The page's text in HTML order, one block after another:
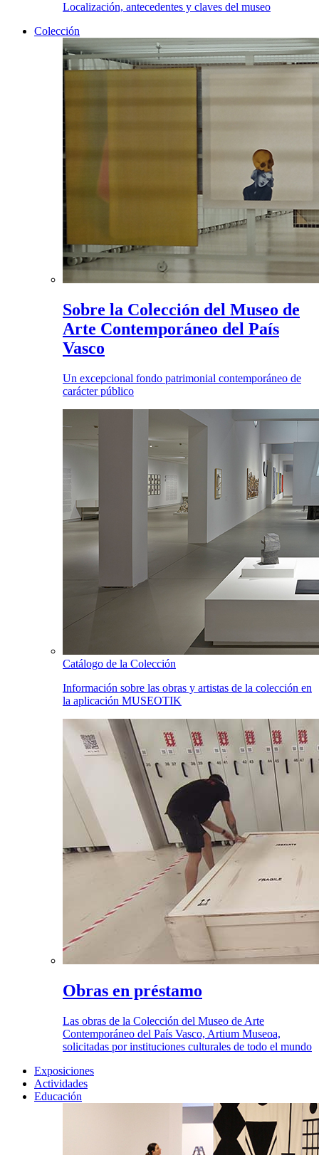
Localización, antecedentes y claves del museo
Colección
Sobre la Colección del Museo de
Arte Contemporáneo del País
Vasco
Un excepcional fondo patrimonial contemporáneo de
carácter público
Catálogo de la Colección
Información sobre las obras y artistas de la colección en
la aplicación MUSEOTIK
Obras en préstamo
Las obras de la Colección del Museo de Arte
Contemporáneo del País Vasco, Artium Museoa,
solicitadas por instituciones culturales de todo el mundo
Exposiciones
Actividades
Educación